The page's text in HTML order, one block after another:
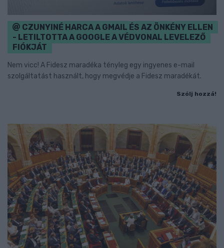
CZUNYINÉ HARCA A GMAIL ÉS AZ ÖNKÉNY ELLEN
- LETILTOTTA A GOOGLE A VÉDVONAL LEVELEZŐ
FIÓKJÁT
Nem vicc! A Fidesz maradéka tényleg egy ingyenes e-mail
szolgáltatást használt, hogy megvédje a Fidesz maradékát.
Szólj hozzá!